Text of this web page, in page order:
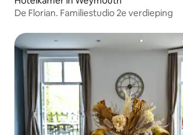
De Florian. Familiestudio 2e verdieping